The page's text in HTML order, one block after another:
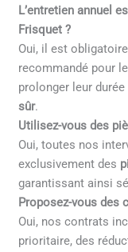
L’entretien annuel
Frisquet ?
Oui, il est
recommandé pour
prolonger leur
sûr.
Utilisez-vous des
Oui, toutes nos
exclusivement des
garantissant ainsi
Proposez-vous des
Oui, nos contrats
prioritaire, des